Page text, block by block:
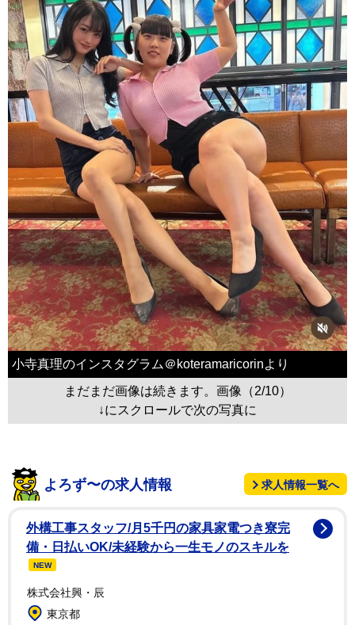
小寺真理のインスタグラム＠koteramaricorinより
まだまだ画像は続きます。画像（2/10）
↓にスクロールで次の写真に
よろず〜の求人情報 求人情報一覧へ
外構工事スタッフ/月5千円の家具家電つき寮完
備・日払いOK/未経験から一生モノのスキルを
NEW
株式会社興・辰
東京都